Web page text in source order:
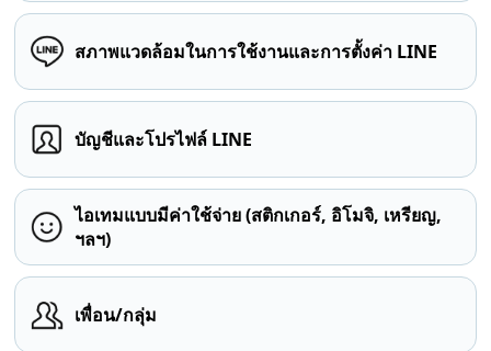
สภาพแวดล้อมในการใช้งานและการตั้งค่า LINE
บัญชีและโปรไฟล์ LINE
ไอเทมแบบมีค่าใช้จ่าย (สติกเกอร์, อิโมจิ, เหรียญ,
ฯลฯ)
เพื่อน/กลุ่ม